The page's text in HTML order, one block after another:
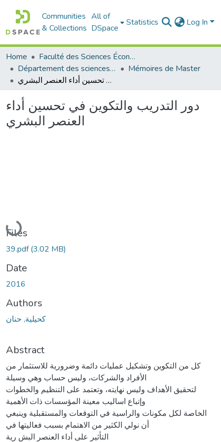
Communities
& Collections
All of
DSpace
Statistics Log In
Home
Faculté des Sciences Économiques Commerciales et des Sciences de Gestion
Département des sciences de gestion
Mémoires de Master
دور التدريب والتكوين في تحسين أداء العنصر البشري
دور التدريب والتكوين في تحسين أداء
العنصر البشري
Loading...
Files
39.pdf(3.02 MB)
Date
2016
Authors
كحيلية, حنان
Abstract
كل من التكوين وتشكيل عمليات دائمة وضرورية للاستثمار من
الأفراد والشركات، وليس حساب وهي وسيلة
لتحقيق الأهداف وليس نهايته، وتعتمد على التنظيم والخطوات
وإتباع اساليب معينة المؤسسات ذات الأهمية
الخاصة لكل مكونات والراسية في التوقعات والمستقبلية وينبغي
أن نولي الكثير من الاهتمام بسبب فعاليتها في
التأثير على أداء العنصر البش رية